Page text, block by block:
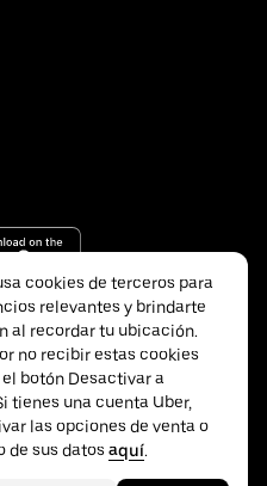
cookies de terceros para
relevantes y brindarte
al recordar tu ubicación.
no recibir estas cookies
botón Desactivar a
tienes una cuenta Uber,
las opciones de venta o
de sus datos aquí.